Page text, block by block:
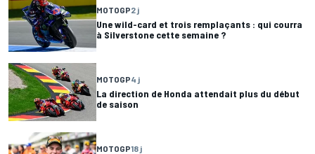
MOTOGP2 j
Une wild-card et trois remplaçants : qui courra
à Silverstone cette semaine ?
MOTOGP4 j
La direction de Honda attendait plus du début
de saison
MOTOGP18 j